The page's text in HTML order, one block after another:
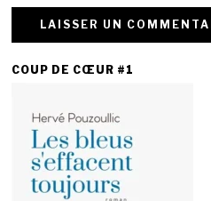
COUP DE CŒUR #1